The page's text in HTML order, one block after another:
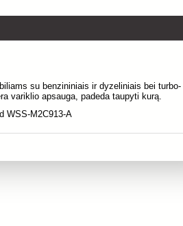
su benzininiais ir dyzeliniais bei turbo-
variklio apsauga, padeda taupyti kurą.
WSS-M2C913-A